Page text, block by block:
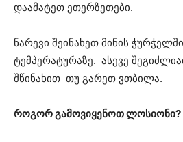
დაამატეთ ეთერზეთები.
ნარევი შეინახეთ მინის
ტემპერატურაზე. ასევე
შწინახით თუ გარეთ ვთბილა.
როგორ გამოვიყენოთ ლოსიონი?